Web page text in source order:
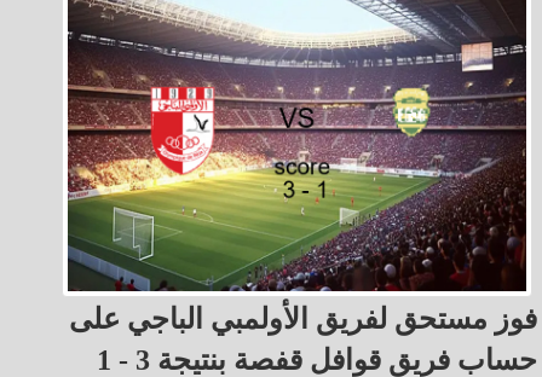
فوز مستحق لفريق الأولمبي الباجي على
حساب فريق قوافل قفصة بنتيجة 3 - 1